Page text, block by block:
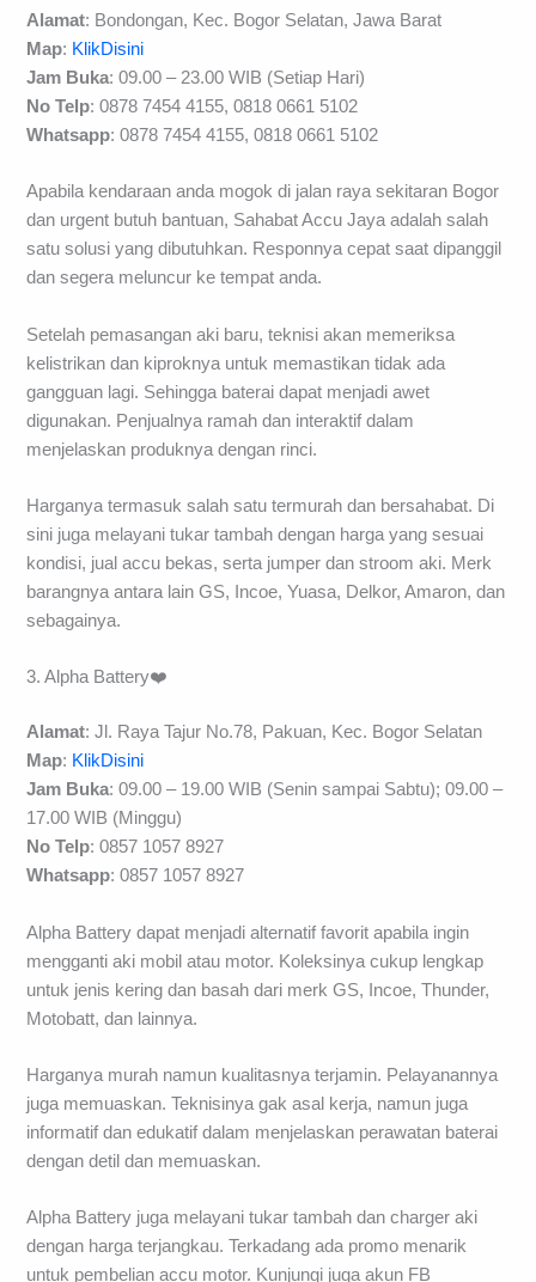
Alamat: Bondongan, Kec. Bogor Selatan, Jawa Barat
Map: KlikDisini
Jam Buka: 09.00 – 23.00 WIB (Setiap Hari)
No Telp: 0878 7454 4155, 0818 0661 5102
Whatsapp: 0878 7454 4155, 0818 0661 5102
Apabila kendaraan anda mogok di jalan raya sekitaran Bogor
dan urgent butuh bantuan, Sahabat Accu Jaya adalah salah
satu solusi yang dibutuhkan. Responnya cepat saat dipanggil
dan segera meluncur ke tempat anda.
Setelah pemasangan aki baru, teknisi akan memeriksa
kelistrikan dan kiproknya untuk memastikan tidak ada
gangguan lagi. Sehingga baterai dapat menjadi awet
digunakan. Penjualnya ramah dan interaktif dalam
menjelaskan produknya dengan rinci.
Harganya termasuk salah satu termurah dan bersahabat. Di
sini juga melayani tukar tambah dengan harga yang sesuai
kondisi, jual accu bekas, serta jumper dan stroom aki. Merk
barangnya antara lain GS, Incoe, Yuasa, Delkor, Amaron, dan
sebagainya.
3. Alpha Battery❤️
Alamat: Jl. Raya Tajur No.78, Pakuan, Kec. Bogor Selatan
Map: KlikDisini
Jam Buka: 09.00 – 19.00 WIB (Senin sampai Sabtu); 09.00 –
17.00 WIB (Minggu)
No Telp: 0857 1057 8927
Whatsapp: 0857 1057 8927
Alpha Battery dapat menjadi alternatif favorit apabila ingin
mengganti aki mobil atau motor. Koleksinya cukup lengkap
untuk jenis kering dan basah dari merk GS, Incoe, Thunder,
Motobatt, dan lainnya.
Harganya murah namun kualitasnya terjamin. Pelayanannya
juga memuaskan. Teknisinya gak asal kerja, namun juga
informatif dan edukatif dalam menjelaskan perawatan baterai
dengan detil dan memuaskan.
Alpha Battery juga melayani tukar tambah dan charger aki
dengan harga terjangkau. Terkadang ada promo menarik
untuk pembelian accu motor. Kunjungi juga akun FB